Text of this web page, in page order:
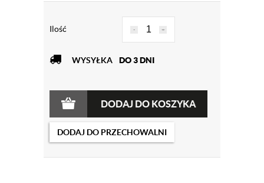
Ilość - +
WYSYŁKA DO 3 DNI
DODAJ DO KOSZYKA
DODAJ DO PRZECHOWALNI